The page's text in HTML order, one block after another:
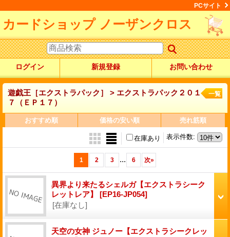
PCサイト
カードショップ ノーザンクロス
ログイン 新規登録 お問い合わせ
遊戯王［エクストラパック］ > エクストラパック２０１
７（ＥＰ１７）
一覧
おすすめ順 価格の安い順 売れ筋順
表示件数:
在庫あり
1 2 3 ... 6 次»
異界より来たるシェルガ【エクストラシーク
レットレア】 [EP16-JP054]
[在庫なし]
天空の女神 ジュノー【エクストラシークレッ